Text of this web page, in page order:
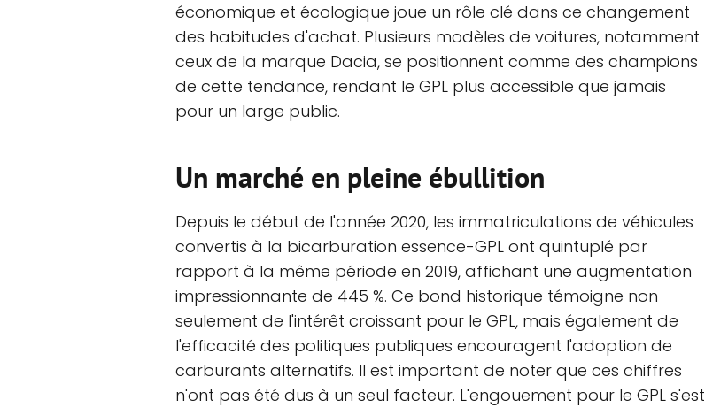
économique et écologique joue un rôle clé dans ce changement
des habitudes d'achat. Plusieurs modèles de voitures, notamment
ceux de la marque Dacia, se positionnent comme des champions
de cette tendance, rendant le GPL plus accessible que jamais
pour un large public.
Un marché en pleine ébullition
Depuis le début de l'année 2020, les immatriculations de véhicules
convertis à la bicarburation essence-GPL ont quintuplé par
rapport à la même période en 2019, affichant une augmentation
impressionnante de 445 %. Ce bond historique témoigne non
seulement de l'intérêt croissant pour le GPL, mais également de
l'efficacité des politiques publiques encouragent l'adoption de
carburants alternatifs. Il est important de noter que ces chiffres
n'ont pas été dus à un seul facteur. L'engouement pour le GPL s'est